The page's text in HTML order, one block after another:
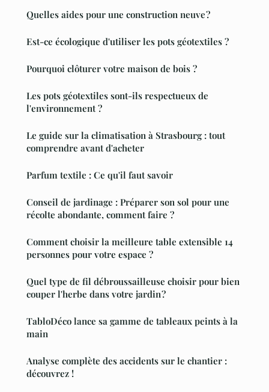
Quelles aides pour une construction neuve ?
Est-ce écologique d'utiliser les pots géotextiles ?
Pourquoi clôturer votre maison de bois ?
Les pots géotextiles sont-ils respectueux de
l'environnement ?
Le guide sur la climatisation à Strasbourg : tout
comprendre avant d'acheter
Parfum textile : Ce qu'il faut savoir
Conseil de jardinage : Préparer son sol pour une
récolte abondante, comment faire ?
Comment choisir la meilleure table extensible 14
personnes pour votre espace ?
Quel type de fil débroussailleuse choisir pour bien
couper l'herbe dans votre jardin ?
TabloDéco lance sa gamme de tableaux peints à la
main
Analyse complète des accidents sur le chantier :
découvrez !